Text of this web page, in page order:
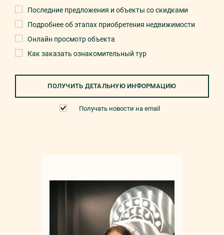
Последние предложения и объекты со скидками
Подробнее об этапах приобретения недвижимости
Онлайн просмотр объекта
Как заказать ознакомительный тур
ПОЛУЧИТЬ ДЕТАЛЬНУЮ ИНФОРМАЦИЮ
Получать новости на email